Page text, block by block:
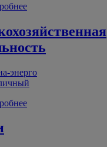
энерго